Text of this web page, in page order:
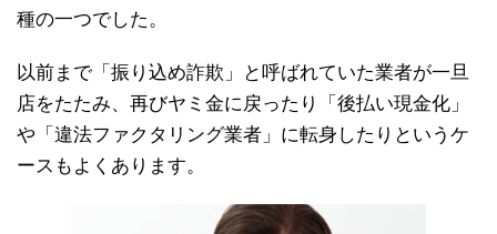
種の一つでした。
以前まで「振り込め詐欺」と呼ばれていた業者が一旦
店をたたみ、再びヤミ金に戻ったり「後払い現金化」
や「違法ファクタリング業者」に転身したりというケ
ースもよくあります。